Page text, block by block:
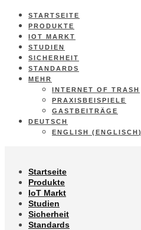
STARTSEITE
PRODUKTE
IOT MARKT
STUDIEN
SICHERHEIT
STANDARDS
MEHR
INTERNET OF TRASH
PRAXISBEISPIELE
GASTBEITRÄGE
DEUTSCH
ENGLISH (ENGLISCH)
Startseite
Produkte
IoT Markt
Studien
Sicherheit
Standards